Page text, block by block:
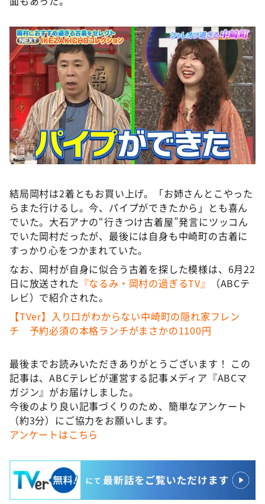
結局岡村は2着ともお買い上げ。「お姉さんとこやった
らまた行けるし。今、パイプができたから」とも喜ん
でいた。大石アナの“行きつけ古着屋”発言にツッコん
でいた岡村だったが、最後には自身も中崎町の古着に
すっかり心をつかまれていた。
なお、岡村が自身に似合う古着を探した模様は、6月22
日に放送された 『なるみ・岡村の過ぎるTV』
（ABCテ
レビ）で紹介された。
【TVer】入り口がわからない中崎町の隠れ家フレン
チ 予約必須の本格ランチがまさかの1100円
最後までお読みいただきありがとうございます！ この
記事は、ABCテレビが運営する記事メディア『ABCマ
ガジン』がお届けしました。
今後のより良い記事づくりのため、簡単なアンケート
（約3分）にご協力をお願いします。
アンケートはこちら